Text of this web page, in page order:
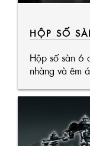
HỘP SỐ
Hộp số sàn 6
nhàng và êm